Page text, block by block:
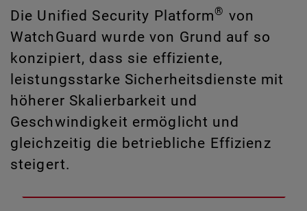
Die Unified Security Platform® von
WatchGuard wurde von Grund auf so
konzipiert, dass sie effiziente,
leistungsstarke Sicherheitsdienste mit
höherer Skalierbarkeit und
Geschwindigkeit ermöglicht und
gleichzeitig die betriebliche Effizienz
steigert.